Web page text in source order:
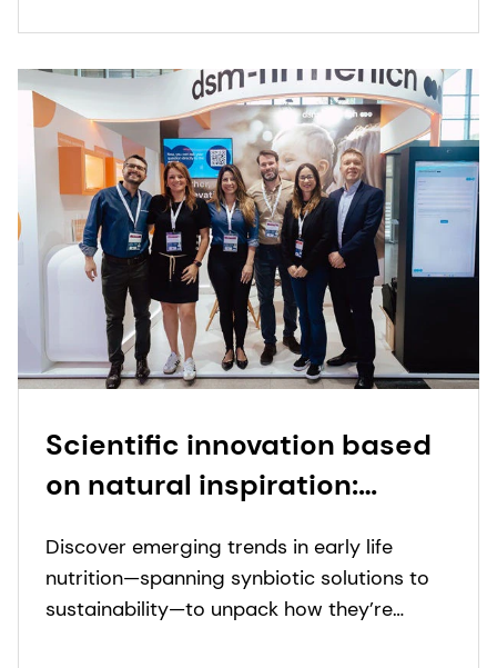
Scientific innovation based
on natural inspiration:
nutrition
Discover emerging trends in early life
nutrition—spanning synbiotic solutions to
sustainability—to unpack how they’re